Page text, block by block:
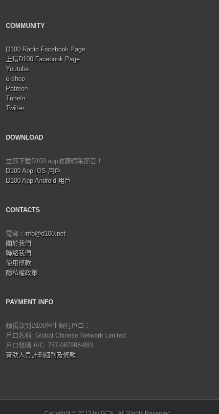
COMMUNITY
D100 Radio Facebook Page
上環D100 Facebook Page
Youtube
e-shop
Patreon
TuneIn
Twitter
DOWNLOAD
立即下載D100 app收聽精采節目！
D100 App iOS 用戶
D100 App Android 用戶
CONTACTS
電郵 : info@d100.net
關於我們
聯絡我們
使用條款
隱私權政策
PAYMENT INFO
請捐款到D100恒生銀行戶口：
戶口名稱: Global Chinese Network Limited
戶口號碼 A/C: 787-087998-883
贊助人員計劃細則及條款